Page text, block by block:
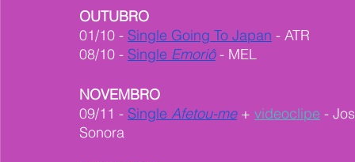
OUTUBRO
01/10 - Single Going To Japan - ATR
08/10 - Single Emoriô - MEL
NOVEMBRO
09/11 - Single Afetou-me + videoclipe -
Sonora